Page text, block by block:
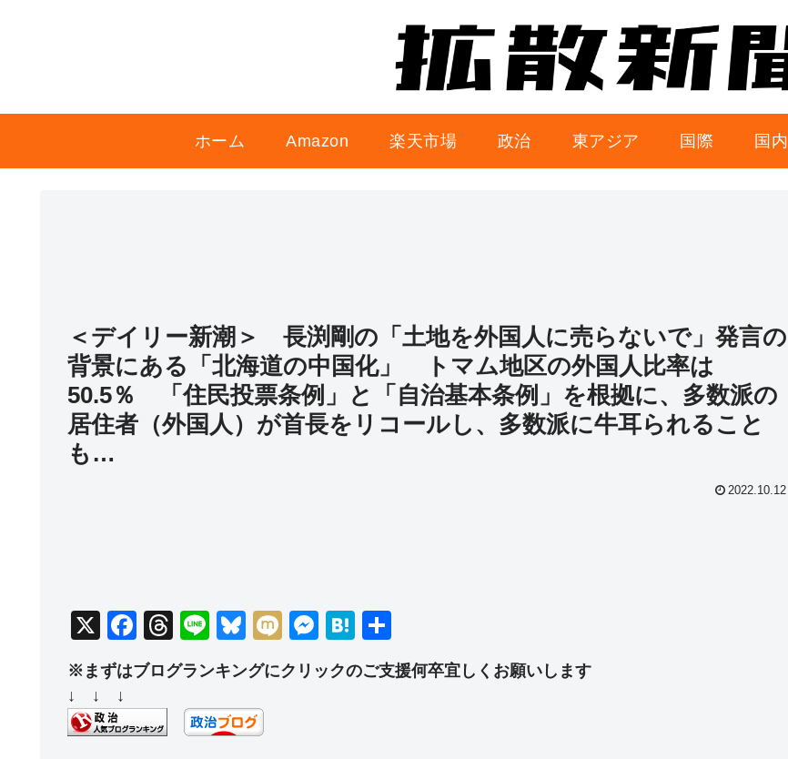
ホーム Amazon 楽天市場 政治 東アジア 国際 国内
＜デイリー新潮＞ 長渕剛の「土地を外国人に売らないで」発言の
背景にある「北海道の中国化」 トマム地区の外国人比率は
50.5％ 「住民投票条例」と「自治基本条例」を根拠に、多数派の
居住者（外国人）が首長をリコールし、多数派に牛耳られること
も…
2022.10.12
X
F
a
c
e
b
T
hr
e
a
d
Li
e
Bl
e
sk
y
M
M
ss
H
e
有
※まずはブログランキングにクリックのご支援何卒宜しくお願いします
↓ ↓ ↓